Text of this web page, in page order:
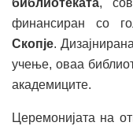
библиотеката,
финансиран со
Скопје.
учење, оваа
академиците.
Церемонијата на